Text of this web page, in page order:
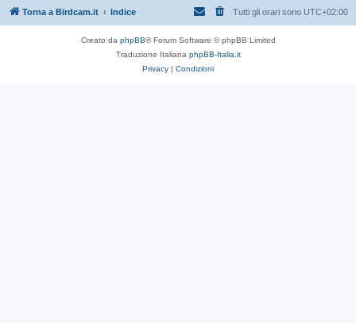
Torna a Birdcam.it Indice Tutti gli orari sono UTC+02:00
Creato da phpBB® Forum Software © phpBB Limited
Traduzione Italiana phpBB-Italia.it
Privacy | Condizioni